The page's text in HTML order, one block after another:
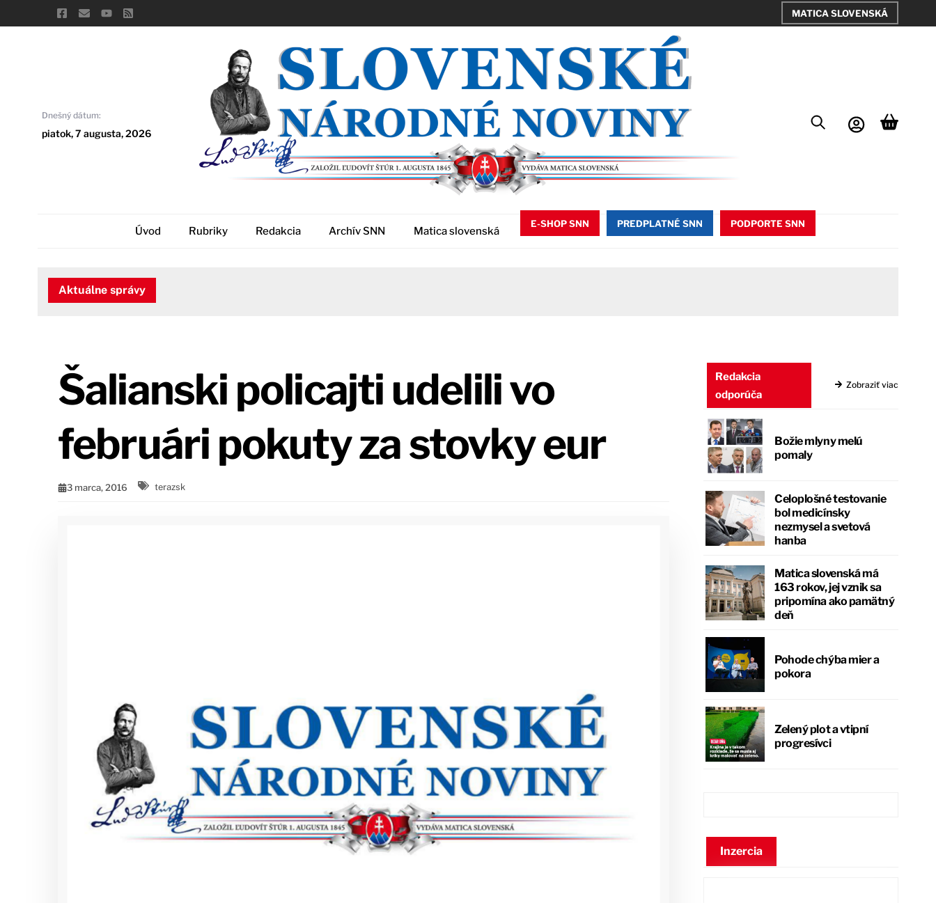
to
MATICA SLOVENSKÁ
Dnešný dátum:
piatok, 7 augusta, 2026
Úvod Rubriky Redakcia Archív SNN Matica slovenská
E-SHOP SNN PREDPLATNÉ SNN PODPORTE SNN
Aktuálne správy
Šalianski policajti udelili vo
februári pokuty za stovky eur
3 marca, 2016 terazsk
Redakcia
odporúča
Zobraziť viac
Božie mlyny melú
pomaly
Celoplošné testovanie
bol medicínsky
nezmysel a svetová
hanba
Matica slovenská má
163 rokov, jej vznik sa
pripomína ako pamätný
deň
Pohode chýba mier a
pokora
Zelený plot a vtipní
progresívci
Inzercia